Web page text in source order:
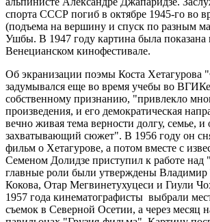
спорта СССР погиб в октябре 1945-го во
(подъема на вершину и спуск по разным
Ушбы. В 1947 году картина была
Венецианском кинофестивале.
Об экранизации поэмы Коста Хетагурова
задумывался еще во время учебы во
собственному признанию, "привлекло
произведения, и его демократическая
вечно живая тема верности долгу, семье, и
захватывающий сюжет". В 1956 году он
фильм о Хетагурове, а потом вместе с
Семеном Долидзе приступил к работе
главные роли были утверждены Владимир
Кокова, Отар Мегвинетухуцеси и Гиули
1957 года кинематографисты выбрали
съемок в Северной Осетии, а через месяц